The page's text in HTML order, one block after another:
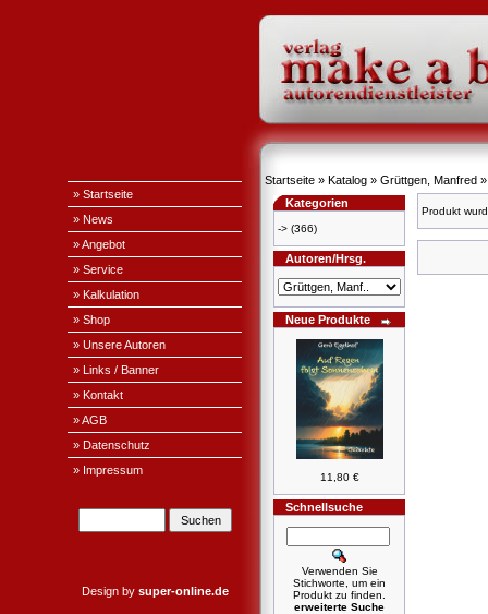
» Startseite
» News
» Angebot
» Service
» Kalkulation
» Shop
» Unsere Autoren
» Links / Banner
» Kontakt
» AGB
» Datenschutz
» Impressum
Design by super-online.de
Startseite » Katalog » Grüttgen, Manfred
Kategorien
-> (366)
Autoren/Hrsg.
Neue Produkte
11,80 €
Schnellsuche
Verwenden Sie
Stichworte, um ein
Produkt zu finden.
erweiterte Suche
Produkt